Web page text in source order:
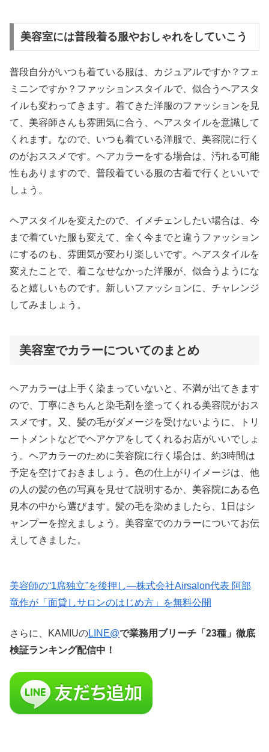
美容室には普段着る服やおしゃれをしていこう
普段自分がいつも着ている服は、カジュアルですか？フェ
ミニンですか？ファッションスタイルで、似合うヘアスタ
イルも変わってきます。着てきた洋服のファッションを見
て、美容師さんも雰囲気に合う、ヘアスタイルを意識して
くれます。なので、いつも着ている洋服で、美容院に行く
のがおススメです。ヘアカラーをする場合は、汚れる可能
性もありますので、普段着ている服の古着で行くといいで
しょう。
ヘアスタイルを変えたので、イメチェンしたい場合は、今
まで着ていた服も変えて、全く今までと違うファッション
にするのも、雰囲気が変わり楽しいです。ヘアスタイルを
変えたことで、着こなせなかった洋服が、似合うようにな
ると嬉しいものです。新しいファッションに、チャレンジ
してみましょう。
美容室でカラーについてのまとめ
ヘアカラーは上手く染まっていないと、不満が出てきます
ので、丁寧にきちんと染毛剤を塗ってくれる美容院がおス
スメです。又、髪の毛がダメージを受けないように、トリ
ートメントなどでヘアケアをしてくれるお店がいいでしょ
う。ヘアカラーのために美容院に行く場合は、約3時間は
予定を空けておきましょう。色の仕上がりイメージは、他
の人の髪の色の写真を見せて説明するか、美容院にある色
見本の中から選びます。髪の毛を染めましたら、1日はシ
ャンプーを控えましょう。美容室でのカラーについてお伝
えしてきました。
美容師の“1席独立”を後押し—株式会社Airsalon代表 阿部
竜作が「面貸しサロンのはじめ方」を無料公開
さらに、KAMIUのLINE@で業務用ブリーチ「23種」徹底
検証ランキング配信中！